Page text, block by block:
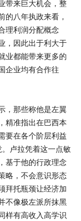
带来巨大机会，整
的八年执政来看，
理利润分配概念
，因此出于利大于
业都能带来更多的
企业均有合作往
，那些称他是左翼
精准指出在巴西本
要在各个阶层利益
卢拉凭着这一点敏
基于他的行政理念
略，不会意识形态
拜托瓶颈让经济加
不像极左派所抹黑
样有高收入高学识